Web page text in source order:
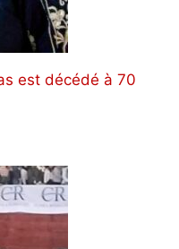
est décédé à 70